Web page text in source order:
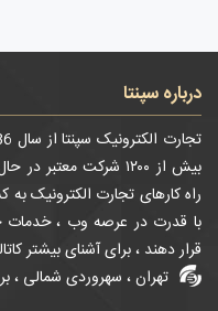
درباره سپنتا
بیش از ۱۲۰۰ شرکت
راه کارهای تجارت الکترونیک
با قدرت در عرصه وب ، خدمات
قرار دهند ، برای آشنای بیشتر
تهران ، سهروردی شمالی ، برج